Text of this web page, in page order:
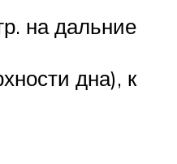
на дальние
дна), к